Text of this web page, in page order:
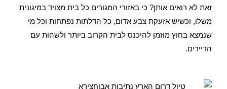
זאת לא רואים אותן? כי באזורי המגורים כל בית מצויד במיגונית
משלו, וכשיש אזעקת צבע אדום, כל הדלתות נפתחות וכל מי
שנמצא בחוץ מוזמן להיכנס לבית הקרוב ביותר ולשהות עם
הדיירים.